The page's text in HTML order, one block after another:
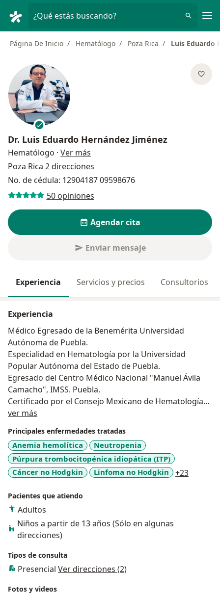
¿Qué estás buscando?
Página De Inicio Hematólogo Poza Rica Luis Eduardo
Dr. Luis Eduardo Hernández Jiménez
Hematólogo · Ver más
Poza Rica 2 direcciones
No. de cédula: 12904187 09598676
50 opiniones
Agendar cita
Enviar mensaje
Experiencia Servicios y precios Consultorios
Experiencia
Médico Egresado de la Benemérita Universidad
Autónoma de Puebla.
Especialidad en Hematología por la Universidad
Popular Autónoma del Estado de Puebla.
Egresado del Centro Médico Nacional "Manuel Ávila
Camacho", IMSS. Puebla.
Certificado por el Consejo Mexicano de Hematología
A.C. 2022-2027
Navarra. España.
ver más
Principales enfermedades tratadas
Anemia hemolítica
Neutropenia
Púrpura trombocitopénica idiopática (ITP)
Cáncer no Hodgkin
Linfoma no Hodgkin +23
Pacientes que atiendo
Adultos
Niños a partir de 13 años (Sólo en algunas
direcciones)
Tipos de consulta
Presencial Ver direcciones (2)
Fotos y videos